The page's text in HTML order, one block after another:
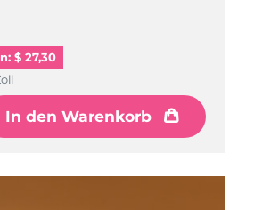
$ 27,30
In den Warenkorb
In den Warenkorb